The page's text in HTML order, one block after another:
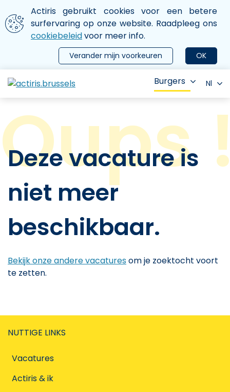
Aller au contenu principal
We gebruiken cookies
Actiris gebruikt cookies voor een betere
surfervaring op onze website. Raadpleeg ons
cookiebeleidvoor meer info.
OK
Verander mijn voorkeuren
le menu
Burgers Nl
Deze vacature is
niet meer
beschikbaar.
Bekijk onze andere vacaturesom je zoektocht voort
te zetten.
NUTTIGE LINKS
Vacatures
Actiris & ik